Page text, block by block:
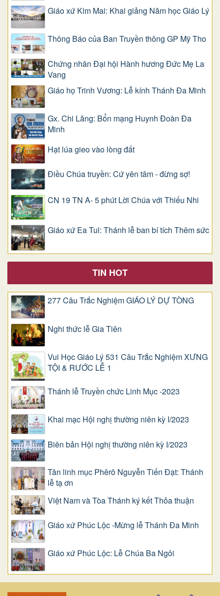
Giáo xứ Kim Mai: Khai giảng Năm học Giáo Lý
Thông Báo của Ban Truyền thông GP Mỹ Tho
Chứng nhân Đại hội Hành hương Đức Mẹ La
Vang
Giáo họ Trinh Vương: Lễ kính Thánh Đa Minh
Gx. Chi Lăng: Bổn mạng Huynh Đoàn Đa
Minh
Hạt lúa gieo vào lòng đất
Điều Chúa truyền: Cứ yên tâm - đừng sợ!
CN 19 TN A- 5 phút Lời Chúa với Thiếu Nhi
Giáo xứ Ea Tul: Thánh lễ ban bí tích Thêm sức
TIN HOT
277 Câu Trắc Nghiệm GIÁO LÝ DỰ TÒNG
Nghi thức lễ Gia Tiên
Vui Học Giáo Lý 531 Câu Trắc Nghiệm XƯNG
TỘI & RƯỚC LỄ 1
Thánh lễ Truyền chức Linh Mục -2023
Khai mạc Hội nghị thường niên kỳ I/2023
Biên bản Hội nghị thường niên kỳ I/2023
Tân linh mục Phêrô Nguyễn Tiến Đạt: Thánh
lễ tạ ơn
Việt Nam và Tòa Thánh ký kết Thỏa thuận
Giáo xứ Phúc Lộc -Mừng lễ Thánh Đa Minh
Giáo xứ Phúc Lộc: Lễ Chúa Ba Ngôi